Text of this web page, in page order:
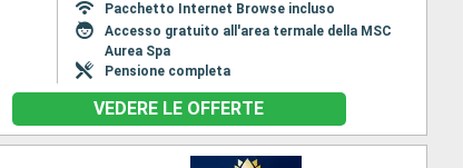
Pacchetto Internet Browse incluso
Accesso gratuito all'area termale della MSC
Aurea Spa
Pensione completa
VEDERE LE OFFERTE